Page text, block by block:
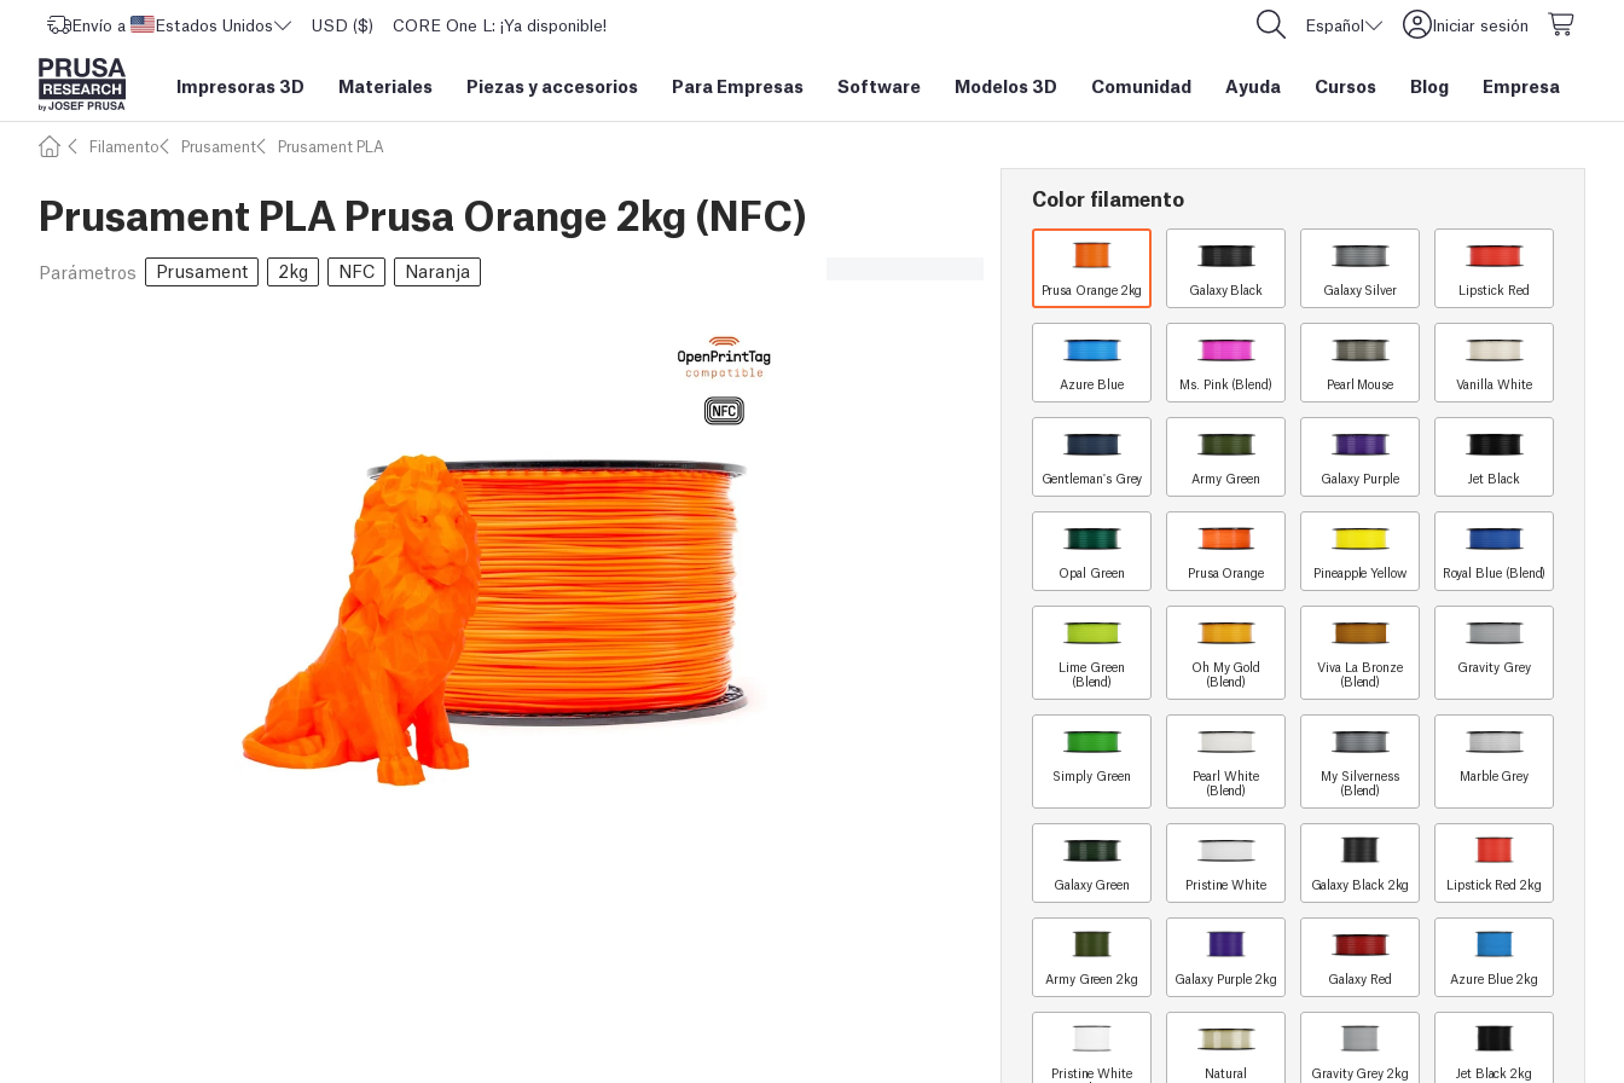
Envío a Estados Unidos USD ($) CORE One L: ¡Ya disponible! Español Iniciar sesión
Impresoras 3D Materiales Piezas y accesorios Para Empresas Software Modelos 3D Comunidad Ayuda Cursos Blog Empresa
Filamento Prusament Prusament PLA
Prusament PLA Prusa Orange 2kg (NFC)
Parámetros Prusament 2kg NFC Naranja
Color filamento
Prusa Orange 2kg Galaxy Black Galaxy Silver Lipstick Red
Azure Blue Ms. Pink (Blend) Pearl Mouse Vanilla White
Gentleman's Grey Army Green Galaxy Purple Jet Black
Opal Green Prusa Orange Pineapple Yellow Royal Blue (Blend)
Lime Green
(Blend)
Oh My Gold
(Blend)
Viva La Bronze
(Blend)
Gravity Grey
Simply Green
Pearl White
(Blend)
My Silverness
(Blend)
Marble Grey
Galaxy Green Pristine White Galaxy Black 2kg Lipstick Red 2kg
Army Green 2kg Galaxy Purple 2kg Galaxy Red Azure Blue 2kg
Pristine White
Natural Gravity Grey 2kg Jet Black 2kg